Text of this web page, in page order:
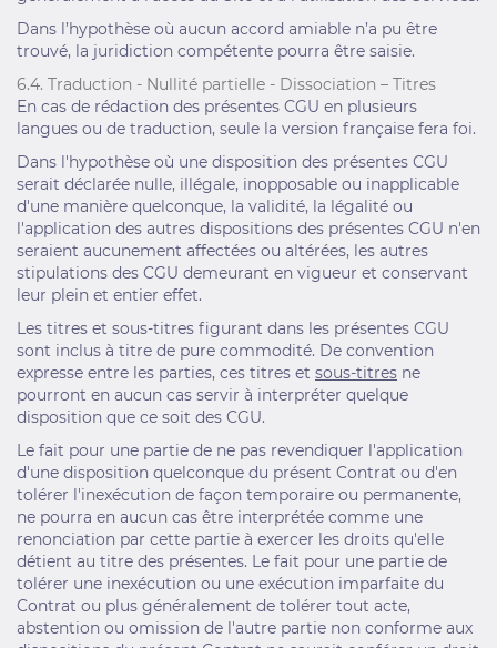
Dans l’hypothèse où aucun accord amiable n’a pu être
trouvé, la juridiction compétente pourra être saisie.
6.4. Traduction - Nullité partielle - Dissociation – Titres
En cas de rédaction des présentes CGU en plusieurs
langues ou de traduction, seule la version française fera foi.
Dans l'hypothèse où une disposition des présentes CGU
serait déclarée nulle, illégale, inopposable ou inapplicable
d'une manière quelconque, la validité, la légalité ou
l'application des autres dispositions des présentes CGU n'en
seraient aucunement affectées ou altérées, les autres
stipulations des CGU demeurant en vigueur et conservant
leur plein et entier effet.
Les titres et sous-titres figurant dans les présentes CGU
sont inclus à titre de pure commodité. De convention
expresse entre les parties, ces titres et sous-titres ne
pourront en aucun cas servir à interpréter quelque
disposition que ce soit des CGU.
Le fait pour une partie de ne pas revendiquer l'application
d'une disposition quelconque du présent Contrat ou d'en
tolérer l'inexécution de façon temporaire ou permanente,
ne pourra en aucun cas être interprétée comme une
renonciation par cette partie à exercer les droits qu'elle
détient au titre des présentes. Le fait pour une partie de
tolérer une inexécution ou une exécution imparfaite du
Contrat ou plus généralement de tolérer tout acte,
abstention ou omission de l'autre partie non conforme aux